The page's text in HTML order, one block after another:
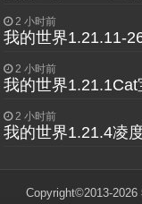
2 小时前
我的世界1.21.11-
2 小时前
我的世界
2 小时前
我的世界1.21.4凌
Copyright©2013-